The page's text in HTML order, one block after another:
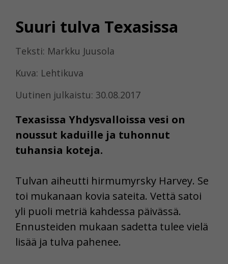
Suuri tulva Texasissa
Teksti: Markku Juusola
Kuva: Lehtikuva
Uutinen julkaistu: 30.08.2017
Texasissa Yhdysvalloissa vesi on
noussut kaduille ja tuhonnut
tuhansia koteja.
Tulvan aiheutti hirmumyrsky Harvey. Se
toi mukanaan kovia sateita. Vettä satoi
yli puoli metriä kahdessa päivässä.
Ennusteiden mukaan sadetta tulee vielä
lisää ja tulva pahenee.